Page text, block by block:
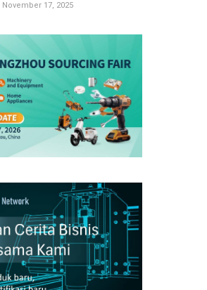
November 17, 2025